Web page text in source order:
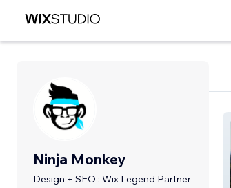
Ninja Monkey
Design + SEO : Wix Legend Partner